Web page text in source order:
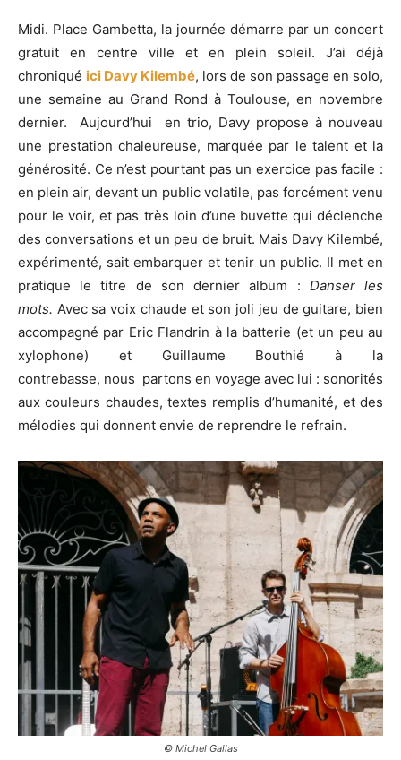
Midi. Place Gambetta, la journée démarre par un concert
gratuit en centre ville et en plein soleil. J’ai déjà
chroniqué ici Davy Kilembé, lors de son passage en solo,
une semaine au Grand Rond à Toulouse, en novembre
dernier. Aujourd’hui en trio, Davy propose à nouveau
une prestation chaleureuse, marquée par le talent et la
générosité. Ce n’est pourtant pas un exercice pas facile :
en plein air, devant un public volatile, pas forcément venu
pour le voir, et pas très loin d’une buvette qui déclenche
des conversations et un peu de bruit. Mais Davy Kilembé,
expérimenté, sait embarquer et tenir un public. Il met en
pratique le titre de son dernier album : Danser les
mots. Avec sa voix chaude et son joli jeu de guitare, bien
accompagné par Eric Flandrin à la batterie (et un peu au
xylophone) et Guillaume Bouthié à la
contrebasse, nous partons en voyage avec lui : sonorités
aux couleurs chaudes, textes remplis d’humanité, et des
mélodies qui donnent envie de reprendre le refrain.
© Michel Gallas